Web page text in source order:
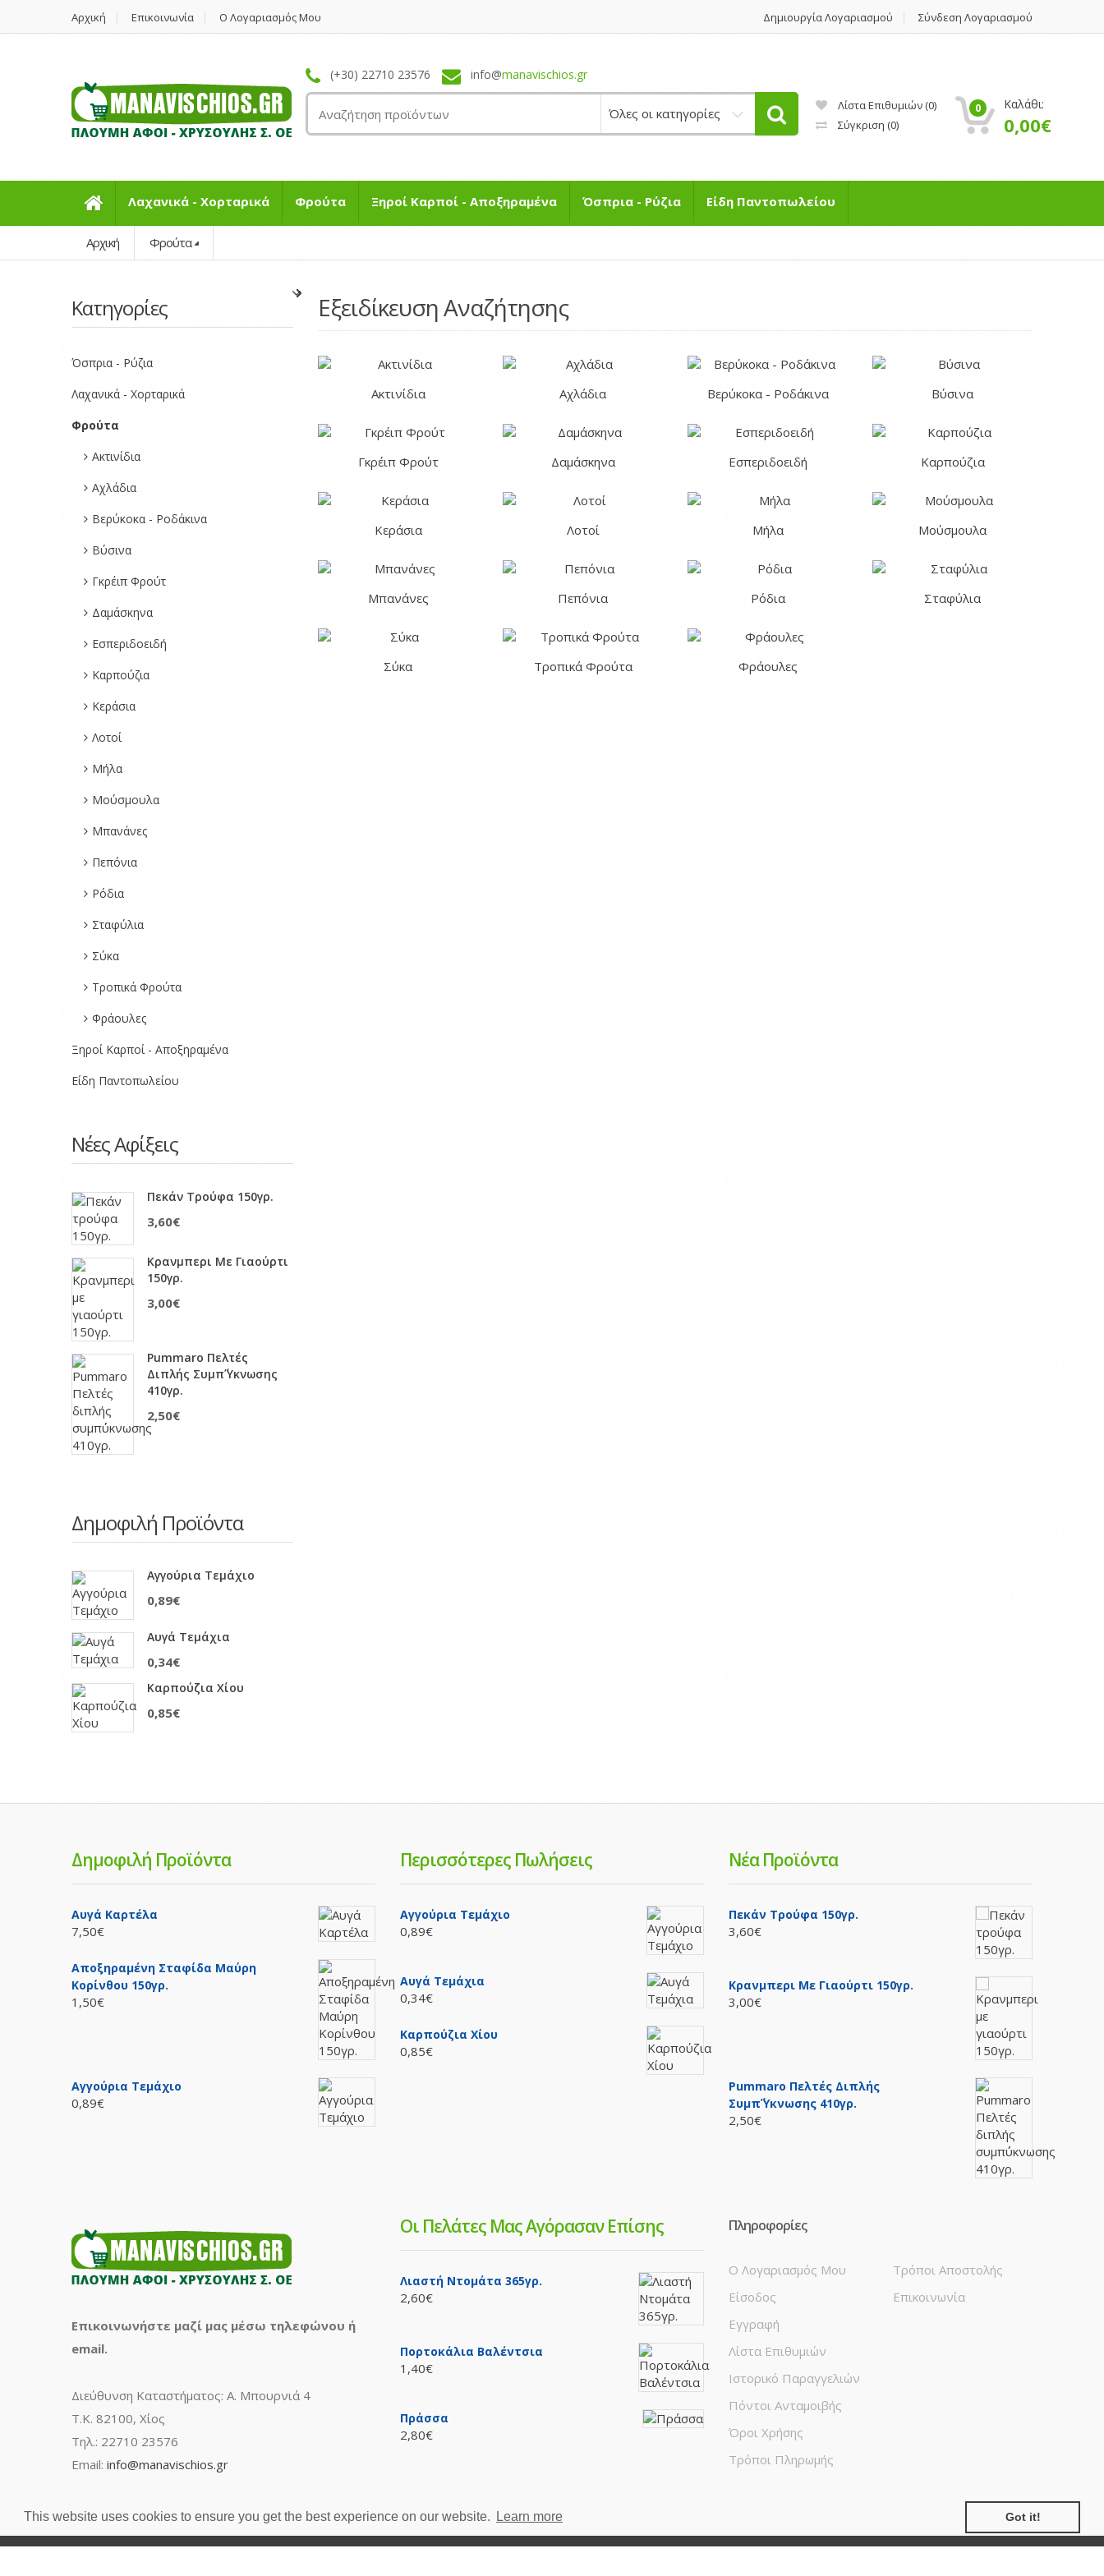
This website uses cookies to ensure you get the best experience on our website. Learn more Got it!
Αρχική Επικοινωνία Ο Λογαριασμός Μου Δημιουργία Λογαριασμού Σύνδεση Λογαριασμού
(+30) 22710 23576 info@manavischios.gr
Λίστα Επιθυμιών (0)
Σύγκριση (0)
0 Καλάθι:
0,00€
Λαχανικά - Χορταρικά Φρούτα Ξηροί Καρποί - Αποξηραμένα Όσπρια - Ρύζια Είδη Παντοπωλείου
Αρχική Φρούτα
Κατηγορίες
Όσπρια - Ρύζια
Λαχανικά - Χορταρικά
Φρούτα
Ακτινίδια
Αχλάδια
Βερύκοκα - Ροδάκινα
Βύσινα
Γκρέιπ Φρούτ
Δαμάσκηνα
Εσπεριδοειδή
Καρπούζια
Κεράσια
Λοτοί
Μήλα
Μούσμουλα
Μπανάνες
Πεπόνια
Ρόδια
Σταφύλια
Σύκα
Τροπικά Φρούτα
Φράουλες
Ξηροί Καρποί - Αποξηραμένα
Είδη Παντοπωλείου
Νέες Αφίξεις
Πεκάν Τρούφα 150γρ.
3,60€
Κρανμπερι Με Γιαούρτι
150γρ.
3,00€
Pummaro Πελτές
Διπλής Συμπ΄ύκνωσης
410γρ.
2,50€
Δημοφιλή Προϊόντα
Αγγούρια Τεμάχιο
0,89€
Αυγά Τεμάχια
0,34€
Καρπούζια Χίου
0,85€
Εξειδίκευση Αναζήτησης
Ακτινίδια Αχλάδια Βερύκοκα - Ροδάκινα Βύσινα
Γκρέιπ Φρούτ Δαμάσκηνα Εσπεριδοειδή Καρπούζια
Κεράσια Λοτοί Μήλα Μούσμουλα
Μπανάνες Πεπόνια Ρόδια Σταφύλια
Σύκα Τροπικά Φρούτα Φράουλες
Δημοφιλή Προϊόντα
Αυγά Καρτέλα
7,50€
Αποξηραμένη Σταφίδα Μαύρη
Κορίνθου 150γρ.
1,50€
Αγγούρια Τεμάχιο
0,89€
Περισσότερες Πωλήσεις
Αγγούρια Τεμάχιο
0,89€
Αυγά Τεμάχια
0,34€
Καρπούζια Χίου
0,85€
Νέα Προϊόντα
Πεκάν Τρούφα 150γρ.
3,60€
Κρανμπερι Με Γιαούρτι 150γρ.
3,00€
Pummaro Πελτές Διπλής
Συμπ΄ύκνωσης 410γρ.
2,50€
Επικοινωνήστε μαζί μας μέσω τηλεφώνου ή
email.
Διεύθυνση Καταστήματος: Α. Μπουρνιά 4
Τ.Κ. 82100, Χίος
Τηλ.: 22710 23576
Email: info@manavischios.gr
Οι Πελάτες Μας Αγόρασαν Επίσης
Λιαστή Ντομάτα 365γρ.
2,60€
Πορτοκάλια Βαλέντσια
1,40€
Πράσσα
2,80€
Πληροφορίες
Ο Λογαριασμός Μου
Είσοδος
Εγγραφή
Λίστα Επιθυμιών
Ιστορικό Παραγγελιών
Πόντοι Ανταμοιβής
Όροι Χρήσης
Τρόποι Πληρωμής
Τρόποι Αποστολής
Επικοινωνία